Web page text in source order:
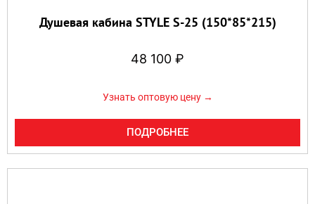
Душевая кабина STYLE S-25 (150*85*215)
48 100 ₽
Узнать оптовую цену →
ПОДРОБНЕЕ